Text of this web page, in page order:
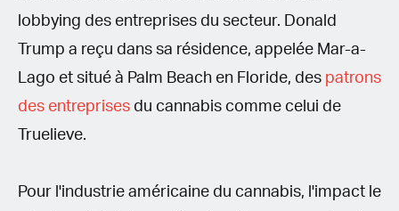
lobbying des entreprises du secteur. Donald
Trump a reçu dans sa résidence, appelée Mar-a-
Lago et situé à Palm Beach en Floride, des patrons
des entreprises du cannabis comme celui de
Truelieve.
Pour l'industrie américaine du cannabis, l'impact le